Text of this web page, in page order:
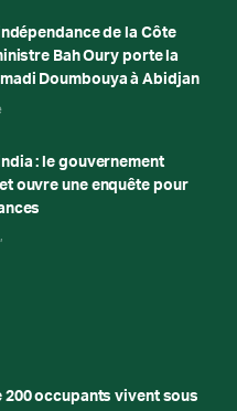
de la Côte
Bah Oury porte la
Doumbouya à Abidjan
: le gouvernement
ouvre une enquête pour
200 occupants vivent sous